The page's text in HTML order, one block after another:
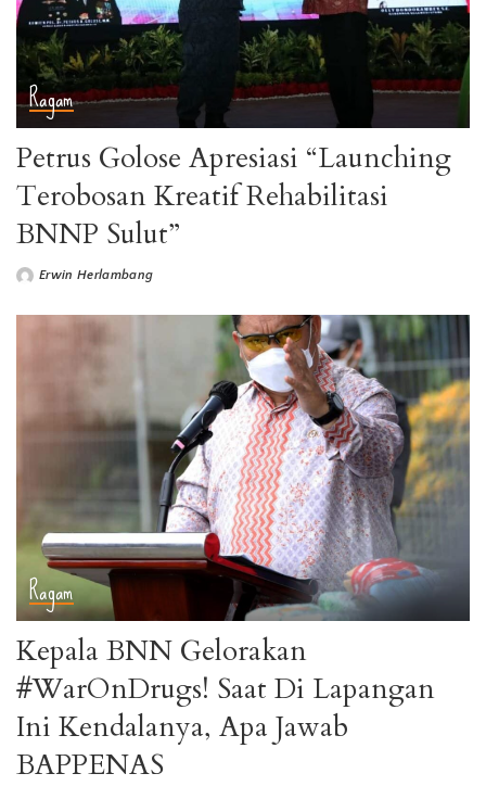
Ragam
Petrus Golose Apresiasi “Launching
Terobosan Kreatif Rehabilitasi
BNNP Sulut”
Erwin Herlambang
Ragam
Kepala BNN Gelorakan
#WarOnDrugs! Saat Di Lapangan
Ini Kendalanya, Apa Jawab
BAPPENAS